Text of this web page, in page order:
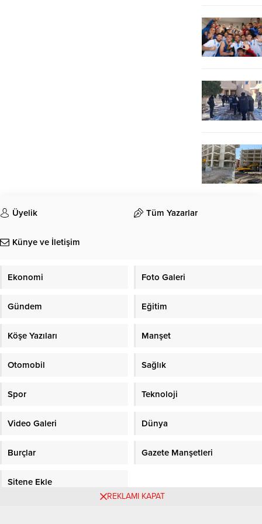
Üyelik Tüm Yazarlar
Künye ve İletişim
Ekonomi Foto Galeri
Gündem Eğitim
Köşe Yazıları Manşet
Otomobil Sağlık
Spor Teknoloji
Video Galeri Dünya
Burçlar Gazete Manşetleri
Sitene Ekle
REKLAMI KAPAT